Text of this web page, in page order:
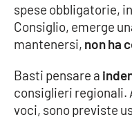
Parchi Marini
Imprese Di Calabria
spese obbligatorie,
Consiglio, emerge
mantenersi, non ha
Basti pensare a
consiglieri regionali.
voci, sono previste